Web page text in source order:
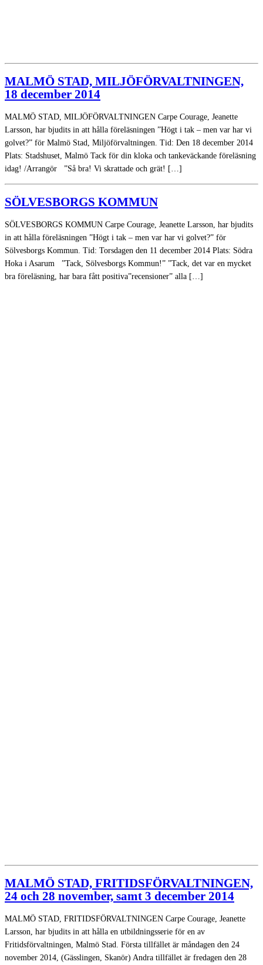
MALMÖ STAD, MILJÖFÖRVALTNINGEN,
18 december 2014
MALMÖ STAD, MILJÖFÖRVALTNINGEN Carpe Courage, Jeanette
Larsson, har bjudits in att hålla föreläsningen ”Högt i tak – men var har vi
golvet?” för Malmö Stad, Miljöförvaltningen. Tid: Den 18 december 2014
Plats: Stadshuset, Malmö Tack för din kloka och tankeväckande föreläsning
idag! /Arrangör ”Så bra! Vi skrattade och grät! […]
SÖLVESBORGS KOMMUN
SÖLVESBORGS KOMMUN Carpe Courage, Jeanette Larsson, har bjudits
in att hålla föreläsningen ”Högt i tak – men var har vi golvet?” för
Sölvesborgs Kommun. Tid: Torsdagen den 11 december 2014 Plats: Södra
Hoka i Asarum ”Tack, Sölvesborgs Kommun!” ”Tack, det var en mycket
bra föreläsning, har bara fått positiva”recensioner” alla […]
MALMÖ STAD, FRITIDSFÖRVALTNINGEN,
24 och 28 november, samt 3 december 2014
MALMÖ STAD, FRITIDSFÖRVALTNINGEN Carpe Courage, Jeanette
Larsson, har bjudits in att hålla en utbildningsserie för en av
Fritidsförvaltningen, Malmö Stad. Första tillfället är måndagen den 24
november 2014, (Gässlingen, Skanör) Andra tillfället är fredagen den 28